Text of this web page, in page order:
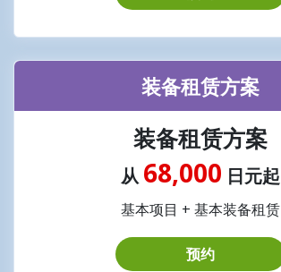
装备租赁方案
装备租赁方案
从 68,000 日元起
基本项目 + 基本装备租赁
预约